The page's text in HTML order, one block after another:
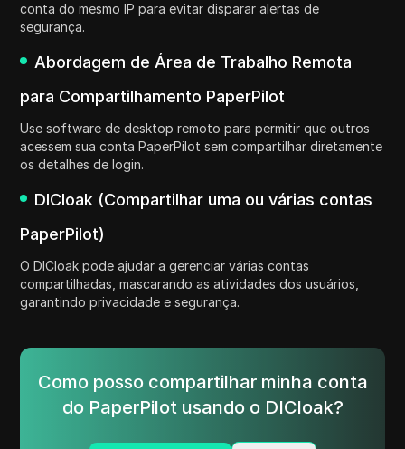
conta do mesmo IP para evitar disparar alertas de
segurança.
Abordagem de Área de Trabalho Remota
para Compartilhamento PaperPilot
Use software de desktop remoto para permitir que outros
acessem sua conta PaperPilot sem compartilhar diretamente
os detalhes de login.
DICloak (Compartilhar uma ou várias contas
PaperPilot)
O DICloak pode ajudar a gerenciar várias contas
compartilhadas, mascarando as atividades dos usuários,
garantindo privacidade e segurança.
Como posso compartilhar minha conta
do PaperPilot usando o DICloak?